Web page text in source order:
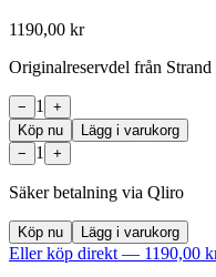
1190,00 kr
Originalreservdel från Strand
− 1
+
Köp nu
Lägg i varukorg
−
1 +
Säker betalning via Qliro
Köp nu Lägg i varukorg
Eller köp direkt — 1190,00